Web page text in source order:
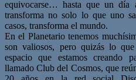
equivocarse… hasta que un día
transforma no solo lo que uno
casos, transforma el mundo.
En el Planetario tenemos
son valiosos, pero quizás lo
espacio que estamos creando
llamado Club del Cosmos, que